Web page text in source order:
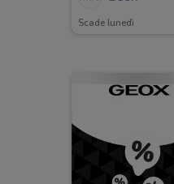
Scade lunedì